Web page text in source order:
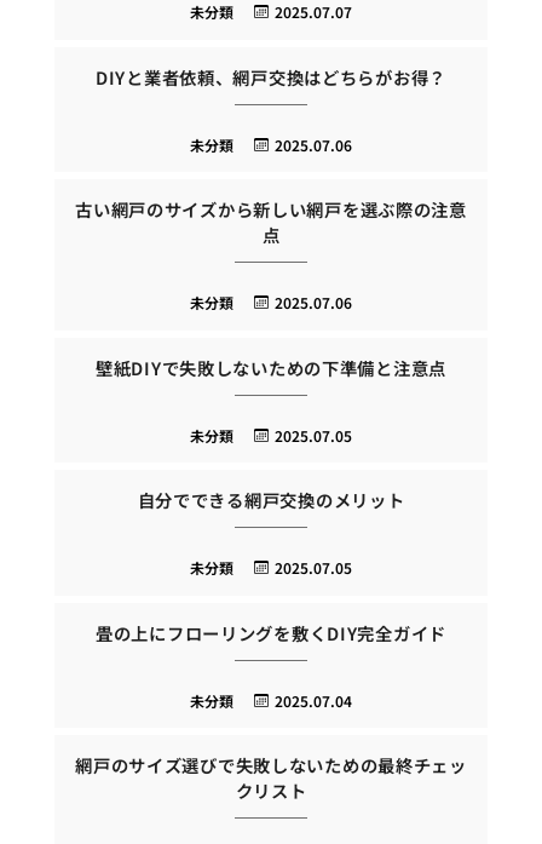
2025.07.07
未分類
DIYと業者依頼、網戸交換はどちらがお得？
2025.07.06
未分類
古い網戸のサイズから新しい網戸を選ぶ際の注意
点
2025.07.06
未分類
壁紙DIYで失敗しないための下準備と注意点
2025.07.05
未分類
自分でできる網戸交換のメリット
2025.07.05
未分類
畳の上にフローリングを敷くDIY完全ガイド
2025.07.04
未分類
網戸のサイズ選びで失敗しないための最終チェッ
クリスト